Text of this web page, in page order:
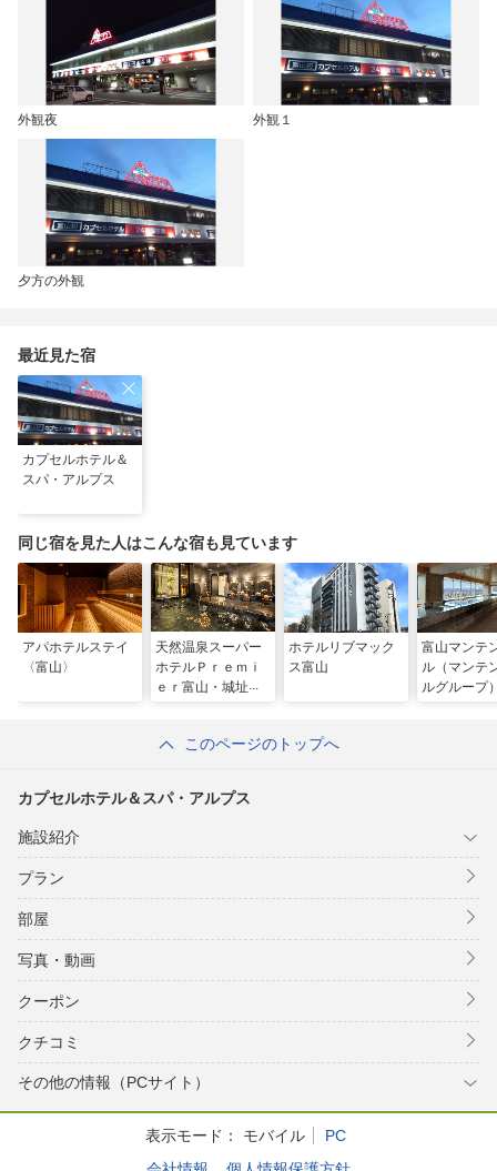
外観夜 外観１
夕方の外観
最近見た宿
カプセルホテル＆
スパ・アルプス
同じ宿を見た人はこんな宿も見ています
アパホテルステイ
〈富山〉
天然温泉スーパー
ホテルＰｒｅｍｉ
ｅｒ富山・城址公
ホテルリブマック
ス富山
富山マンテ
ル（マンテ
ルグループ
このページのトップへ
カプセルホテル＆スパ・アルプス
施設紹介
プラン
部屋
写真・動画
クーポン
クチコミ
その他の情報（PCサイト）
表示モード： モバイル
PC